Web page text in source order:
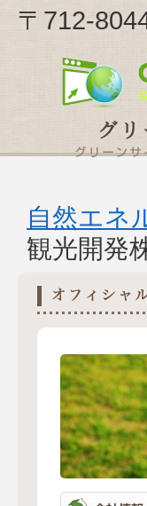
〒712-
自然エネ
観光開発